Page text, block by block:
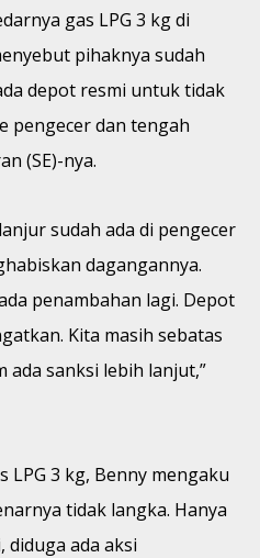
gas LPG 3 kg di
pihaknya sudah
depot resmi untuk tidak
pengecer dan tengah
(SE)-nya.
sudah ada di pengecer
dagangannya.
penambahan lagi. Depot
Kita masih sebatas
ada sanksi lebih lanjut,”
3 kg, Benny mengaku
tidak langka. Hanya
diduga ada aksi